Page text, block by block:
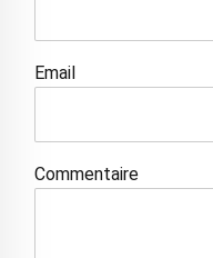
Email
Commentaire